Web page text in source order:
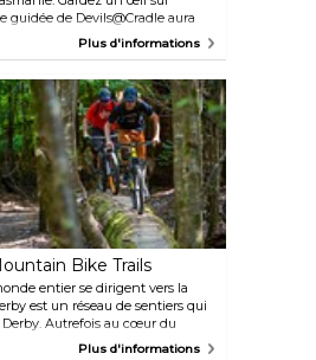
guidée de Devils@Cradle aura
sinon les démons s'énerveront.
à queue tachetée.
Plus d'informations
Bike Trails
entier se dirigent vers la
est un réseau de sentiers qui
Autrefois au cœur du
de l'étain, ce sont aujourd'hui
Plus d'informations